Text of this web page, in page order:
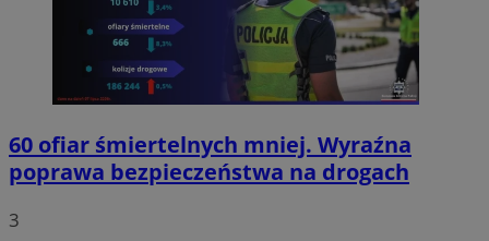
60 ofiar śmiertelnych mniej. Wyraźna
poprawa bezpieczeństwa na drogach
3